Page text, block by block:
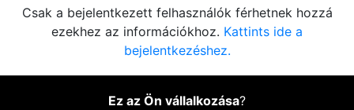
Csak a bejelentkezett felhasználók férhetnek hozzá
ezekhez az információkhoz. Kattints ide a
bejelentkezéshez.
Ez az Ön vállalkozása?